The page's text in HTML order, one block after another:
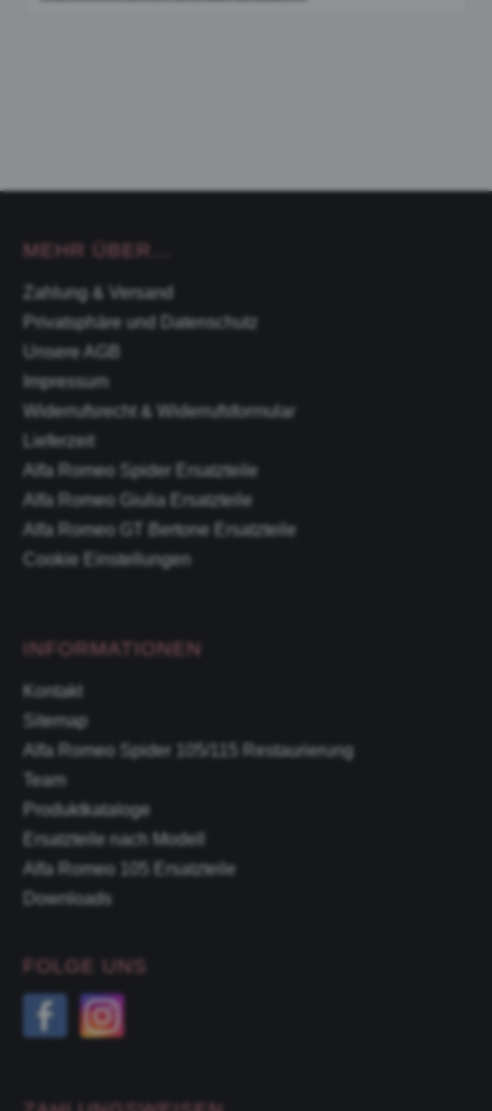
MEHR ÜBER...
Zahlung & Versand
Privatsphäre und Datenschutz
Unsere AGB
Impressum
Widerrufsrecht & Widerrufsformular
Lieferzeit
Alfa Romeo Spider Ersatzteile
Alfa Romeo Giulia Ersatzteile
Alfa Romeo GT Bertone Ersatzteile
Cookie Einstellungen
INFORMATIONEN
Kontakt
Sitemap
Alfa Romeo Spider 105/115 Restaurierung
Team
Produktkataloge
Ersatzteile nach Modell
Alfa Romeo 105 Ersatzteile
Downloads
FOLGE UNS